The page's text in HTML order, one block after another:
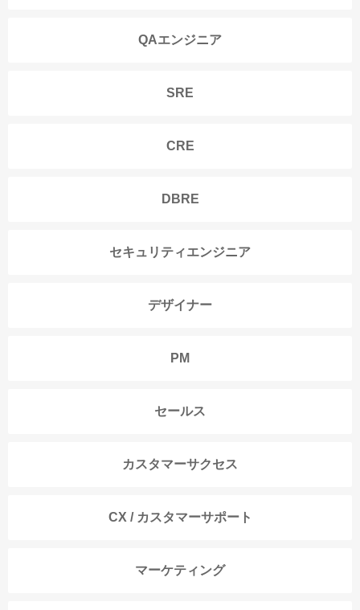
QAエンジニア
SRE
CRE
DBRE
セキュリティエンジニア
デザイナー
PM
セールス
カスタマーサクセス
CX / カスタマーサポート
マーケティング